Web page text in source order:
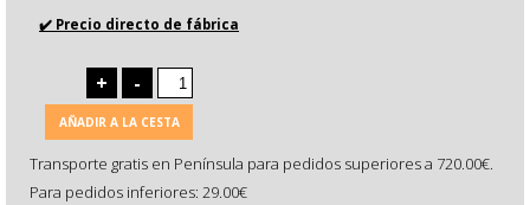
✔️ Precio directo de fábrica
+ -
AÑADIR A LA CESTA
Transporte gratis en Península para pedidos superiores a 720.00€.
Para pedidos inferiores: 29.00€